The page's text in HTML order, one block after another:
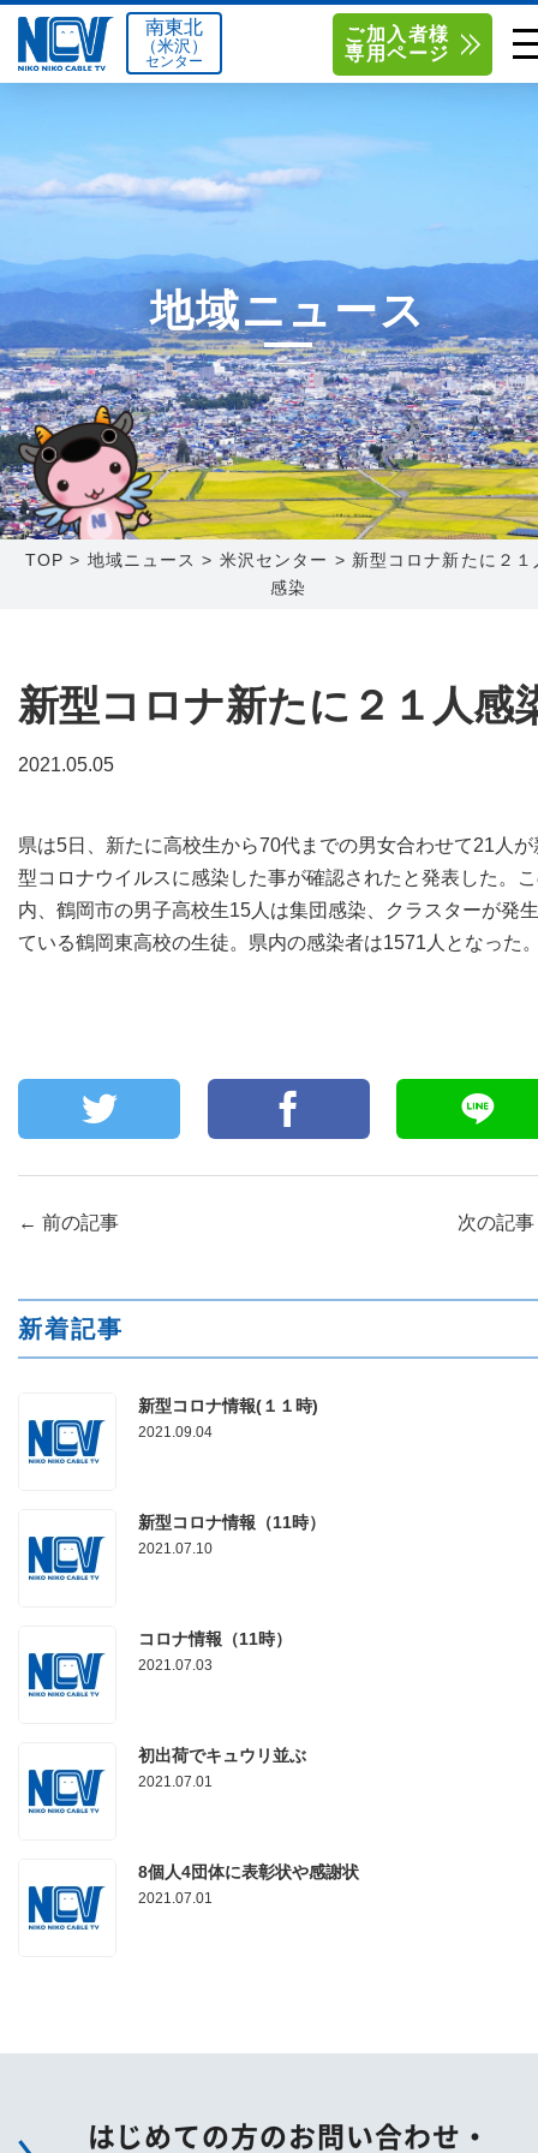
南東北センター（福島）
函館センター 0138-34-2525
新潟センター 025-210-1200
単品料金
お得なセットプラン
料金シミュレーション
サポート
Q&A
センター情報
〒992-0044
山形県米沢市春日四丁目2-75
0238-24-2525
営業時間 9:00～18:00
南東北センター(福島)
〒960-8252
福島県福島市御山字一本松17-1-
1
0120-173-577
営業時間 9:15～18:00
北海道函館市桔梗町379-31
0138-34-2525
営業時間 9:00～18:00
新潟県新潟市西区山田2310-39
025-210-1200
営業時間 9:00～18:00
南東北
（米沢）
センター
ご加入者様
専用ページ
地域ニュース
TOP > 地域ニュース > 米沢センター > 新型コロナ新たに２１
感染
新型コロナ新たに２１人感
2021.05.05
県は5日、新たに高校生から70代までの男女合わせて21人が
型コロナウイルスに感染した事が確認されたと発表した。
内、鶴岡市の男子高校生15人は集団感染、クラスターが発
ている鶴岡東高校の生徒。県内の感染者は1571人となった
← 前の記事 次の記事
新着記事
新型コロナ情報(１１時)
2021.09.04
新型コロナ情報（11時）
2021.07.10
コロナ情報（11時）
2021.07.03
初出荷でキュウリ並ぶ
2021.07.01
8個人4団体に表彰状や感謝状
2021.07.01
はじめての方のお問い合わせ・